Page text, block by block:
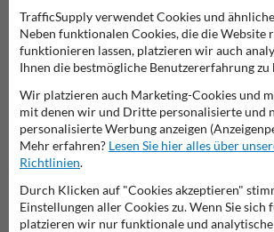
Verkehrsschild 241-20
diese Informationen ausdrucken
Übersicht der offiziellen
Verkehrsschildkaufen.de
TrafficSupply verwendet Cookies und
Neben funktionalen Cookies, die die Website
funktionieren lassen, platzieren wir auch
Ihnen die bestmögliche Benutzererfahrung zu
Wir platzieren auch Marketing-Cookies und
mit denen wir und Dritte personalisierte und
personalisierte Werbung anzeigen
Mehr erfahren? Lesen Sie hier alles über
Richtlinien.
Durch Klicken auf "Cookies akzeptieren"
Einstellungen aller Cookies zu. Wenn Sie sich
platzieren wir nur funktionale und